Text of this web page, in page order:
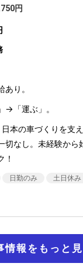
円
り。
→「運ぶ」。
本の車づくりを支え
切なし。未経験から
！
日勤のみ
土日休み
情報をもっと